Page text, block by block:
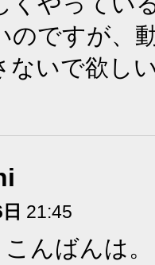
のですが、
ないで欲し
21:45
んばんは。